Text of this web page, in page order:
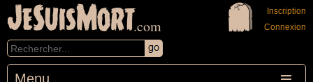
JeSuisMort.com
Menu
Inscription
Connexion